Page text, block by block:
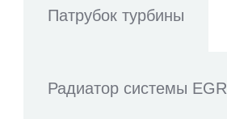
Патрубок турбины
Радиатор системы EGR